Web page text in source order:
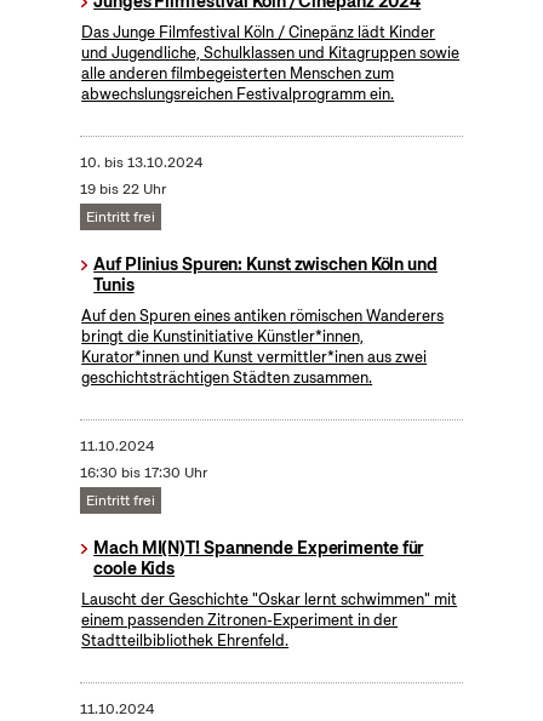
Das Junge Filmfestival Köln / Cinepänz lädt Kinder
und Jugendliche, Schulklassen und Kitagruppen sowie
alle anderen filmbegeisterten Menschen zum
abwechslungsreichen Festivalprogramm ein.
10. bis13.10.2024
19 bis 22 Uhr
Eintritt frei
Auf Plinius Spuren: Kunst zwischen Köln und
Tunis
Auf den Spuren eines antiken römischen Wanderers
bringt die Kunstinitiative Künstler*innen,
Kurator*innen und Kunst vermittler*inen aus zwei
geschichtsträchtigen Städten zusammen.
11.10.2024
16:30 bis 17:30 Uhr
Eintritt frei
Mach MI(N)T! Spannende Experimente für
coole Kids
Lauscht der Geschichte "Oskar lernt schwimmen" mit
einem passenden Zitronen-Experiment in der
Stadtteilbibliothek Ehrenfeld.
11.10.2024